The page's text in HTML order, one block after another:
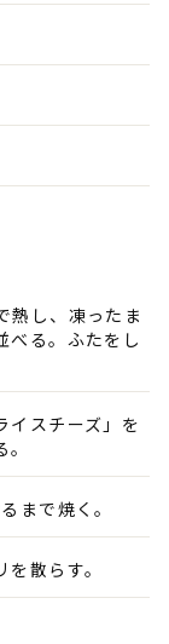
熱し、凍ったま
べる。ふたをし
イスチーズ」を
まで焼く。
散らす。